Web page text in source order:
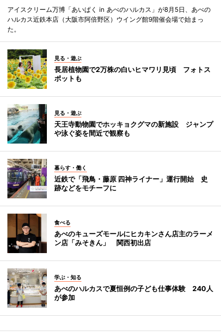
アイスクリーム万博「あいぱく in あべのハルカス」が8月5日、あべの
ハルカス近鉄本店（大阪市阿倍野区）ウイング館9階催会場で始まっ
た。
見る・遊ぶ
長居植物園で2万株の白いヒマワリ見頃 フォトス
ポットも
見る・遊ぶ
天王寺動物園でホッキョクグマの新施設 ジャンプ
や泳ぐ姿を間近で観察も
暮らす・働く
近鉄で「飛鳥・藤原 四神ライナー」運行開始 史
跡などをモチーフに
食べる
あべのキューズモールにヒカキンさん店主のラーメ
ン店「みそきん」 関西初出店
学ぶ・知る
あべのハルカスで夏恒例の子ども仕事体験 240人
が参加